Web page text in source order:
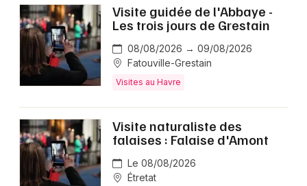
Visite guidée de l'Abbaye -
Les trois jours de Grestain
08/08/2026 → 09/08/2026
Fatouville-Grestain
Visites au Havre
Visite naturaliste des
falaises : Falaise d'Amont
Le 08/08/2026
Étretat